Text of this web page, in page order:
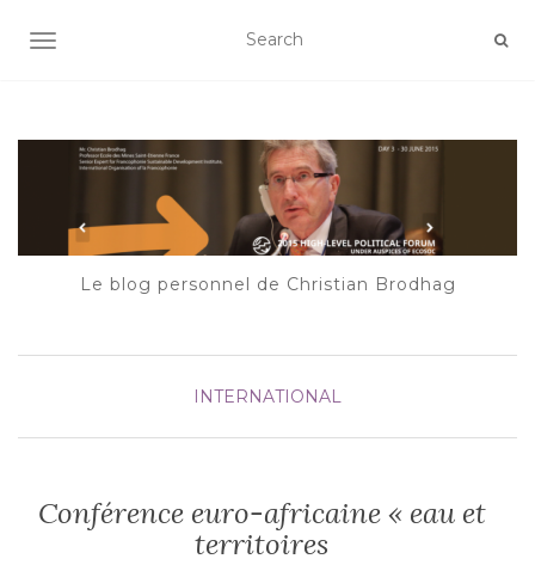
AFFICHER/MASQUER LA NAVIGATION
Le blog personnel de Christian Brodhag
INTERNATIONAL
Conférence euro-africaine « eau et
territoires